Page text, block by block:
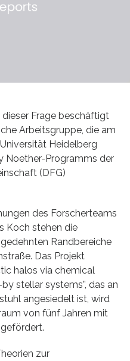
Frage beschäftigt
Arbeitsgruppe, die am
Heidelberg
Noether-Programms der
(DFG)
des Forscherteams
Koch stehen die
Randbereiche
Das Projekt
halos via chemical
stellar systems”, das an
angesiedelt ist, wird
von fünf Jahren mit
zur